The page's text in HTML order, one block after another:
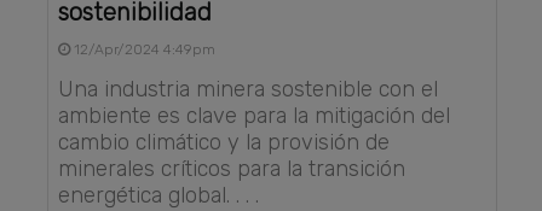
sostenibilidad
12/Apr/2024 4:49pm
Una industria minera sostenible con el
ambiente es clave para la mitigación del
cambio climático y la provisión de
minerales críticos para la transición
energética global. . . .